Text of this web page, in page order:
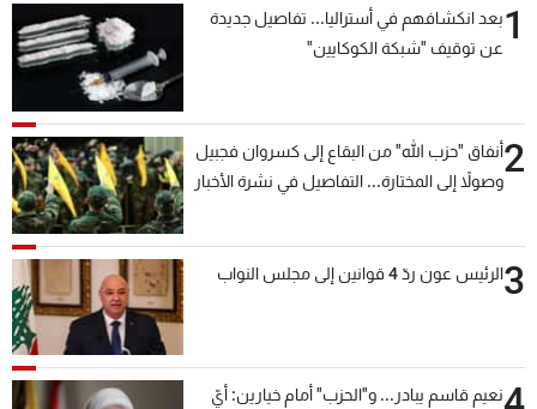
1بعد انكشافهم في أستراليا... تفاصيل جديدة
عن توقيف "شبكة الكوكايين"
2أنفاق "حزب الله" من البقاع إلى كسروان فجبيل
وصولاً إلى المختارة... التفاصيل في نشرة الأخبار
3الرئيس عون ردّ 4 قوانين إلى مجلس النواب
نعيم قاسم يبادر... و"الحزب" أمام خيارين: أيّ